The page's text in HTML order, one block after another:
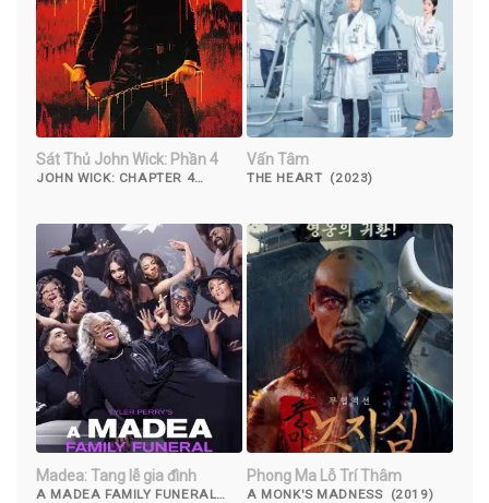
Sát Thủ John Wick: Phần 4
JOHN WICK: CHAPTER 4
Vấn Tâm
THE HEART (2023)
Madea: Tang lễ gia đình
A MADEA FAMILY FUNERAL
Phong Ma Lỗ Trí Thâm
A MONK'S MADNESS (2019)